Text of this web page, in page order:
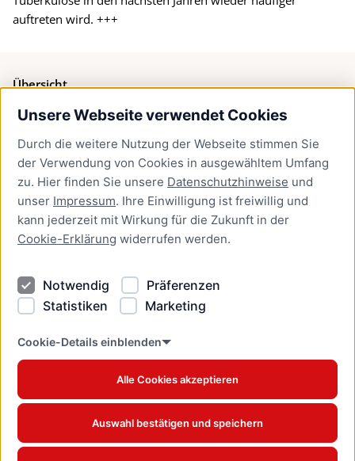
Unsere Webseite verwendet Cookies
Durch die weitere Nutzung der Webseite stimmen Sie
der Verwendung von Cookies in ausgewähltem Umfang
zu. Hier finden Sie unsere Datenschutzhinweise und
unser Impressum. Ihre Einwilligung ist freiwillig und
kann jederzeit mit Wirkung für die Zukunft in der
Cookie-Erklärung widerrufen werden.
Notwendig
Präferenzen
Statistiken
Marketing
Cookie-Details einblenden
Alle Cookies akzeptieren
Auswahl bestätigen und speichern
auftreten wird. +++
Übersicht
Bürgerservice
Presse
Newsletter Lübeck:kompakt
Kontakt
Kontakt
Datenschutzhinweise
Barrierefreiheit
Cookie Erklärung
www.luebeck.de